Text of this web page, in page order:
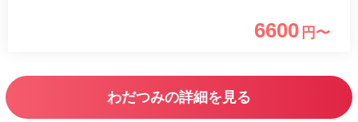
6600 円〜
わだつみの詳細を見る